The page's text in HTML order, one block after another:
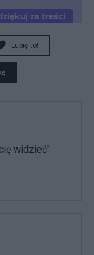
Lubię to!
widzieć"